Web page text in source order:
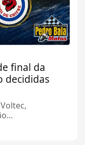
final da
decididas